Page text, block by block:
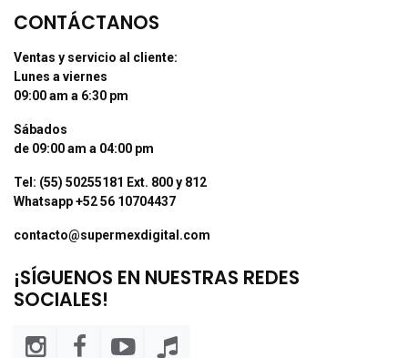
CONTÁCTANOS
Ventas y servicio al cliente:
Lunes a viernes
09:00 am a 6:30 pm
Sábados
de 09:00 am a 04:00 pm
Tel: (55) 50255181 Ext. 800 y 812
Whatsapp +52 56 10704437
contacto@supermexdigital.com
¡SÍGUENOS EN NUESTRAS REDES
SOCIALES!